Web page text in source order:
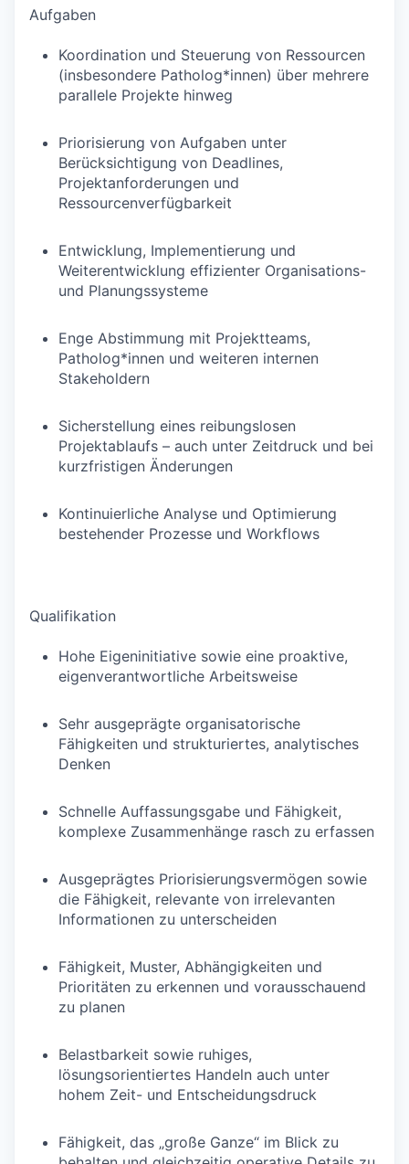
Aufgaben
Koordination und Steuerung von Ressourcen
(insbesondere Patholog*innen) über mehrere
parallele Projekte hinweg
Priorisierung von Aufgaben unter
Berücksichtigung von Deadlines,
Projektanforderungen und
Ressourcenverfügbarkeit
Entwicklung, Implementierung und
Weiterentwicklung effizienter Organisations-
und Planungssysteme
Enge Abstimmung mit Projektteams,
Patholog*innen und weiteren internen
Stakeholdern
Sicherstellung eines reibungslosen
Projektablaufs – auch unter Zeitdruck und bei
kurzfristigen Änderungen
Kontinuierliche Analyse und Optimierung
bestehender Prozesse und Workflows
Qualifikation
Hohe Eigeninitiative sowie eine proaktive,
eigenverantwortliche Arbeitsweise
Sehr ausgeprägte organisatorische
Fähigkeiten und strukturiertes, analytisches
Denken
Schnelle Auffassungsgabe und Fähigkeit,
komplexe Zusammenhänge rasch zu erfassen
Ausgeprägtes Priorisierungsvermögen sowie
die Fähigkeit, relevante von irrelevanten
Informationen zu unterscheiden
Fähigkeit, Muster, Abhängigkeiten und
Prioritäten zu erkennen und vorausschauend
zu planen
Belastbarkeit sowie ruhiges,
lösungsorientiertes Handeln auch unter
hohem Zeit- und Entscheidungsdruck
Fähigkeit, das „große Ganze“ im Blick zu